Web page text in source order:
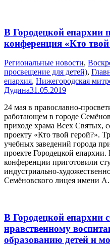
В Городецкой епархии
конференция «Кто твой
Pегиональные новости,
просвещение для детей),
епархия, Нижегородская
Дудина31.05.2019
24 мая в православно-
работающем в городе
приходе храма Всех Святых,
проекту «Кто твой герой?».
учебных заведений города
проекте Городецкой
конференции приготовили
индустриально-
Семёновского лицея имени
В Городецкой епархии
нравственному
образованию детей и